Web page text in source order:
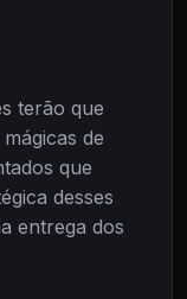
terão que
de
que
desses
entrega dos